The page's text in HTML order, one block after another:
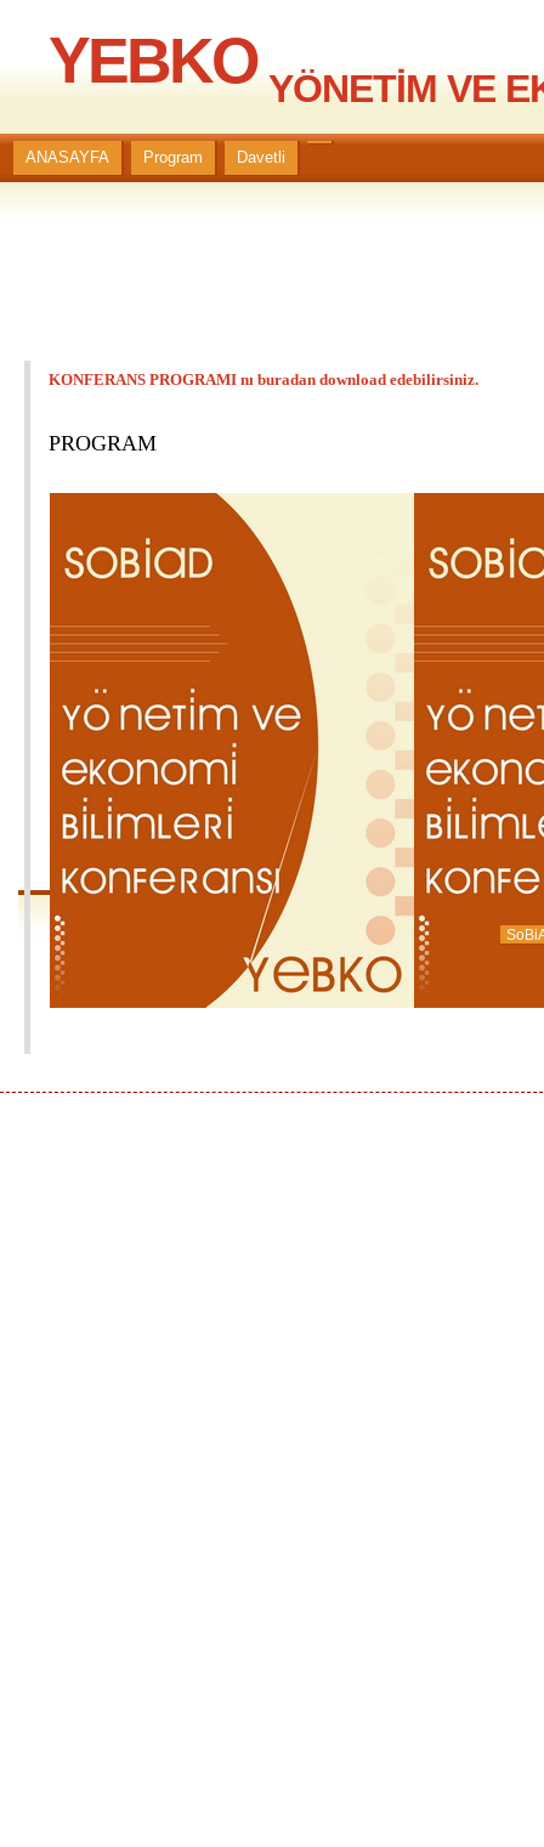
YEBKO YÖNETİM VE
ANASAYFA Program Davetli
KONFERANS PROGRAMI nı buradan download edebilirsiniz.
PROGRAM